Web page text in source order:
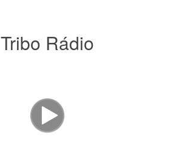
Tribo Rádio